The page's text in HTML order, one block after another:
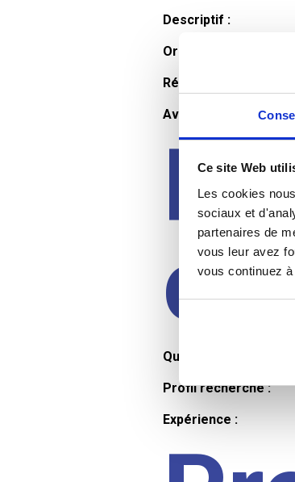
Ce site Web
Les cookies
sociaux et
partenaires de
vous leur avez
vous continuez
Descriptif :
Organisation et
Rémunération :
Avantages :
Qualifications et
Profil recherché :
Expérience :